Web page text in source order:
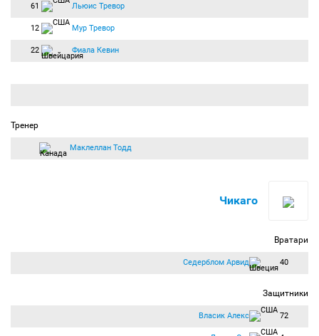
61 Льюис Тревор
12 Мур Тревор
22 Фиала Кевин
Тренер
Маклеллан Тодд
Чикаго
Вратари
Седерблом Арвид 40
Защитники
Власик Алекс 72